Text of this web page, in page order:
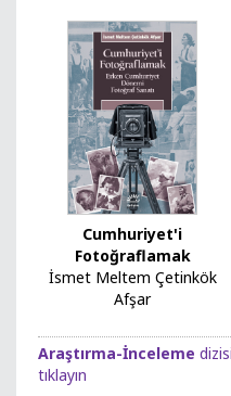
Cumhuriyet'i
Fotoğraflamak
İsmet Meltem Çetinkök
Afşar
Araştırma-İnceleme
tıklayın